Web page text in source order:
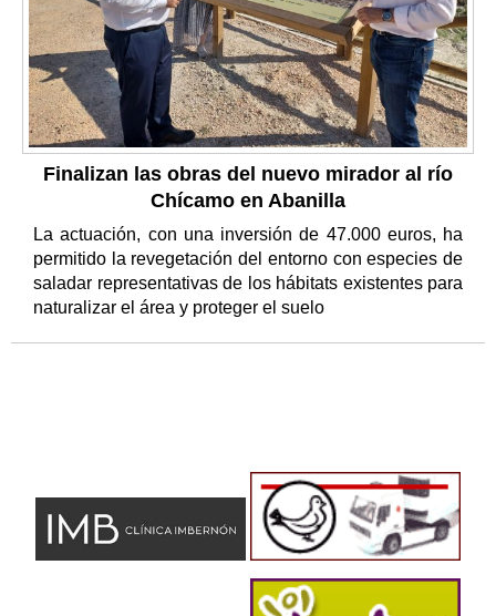
Finalizan las obras del nuevo mirador al río
Chícamo en Abanilla
La actuación, con una inversión de 47.000 euros, ha
permitido la revegetación del entorno con especies de
saladar representativas de los hábitats existentes para
naturalizar el área y proteger el suelo